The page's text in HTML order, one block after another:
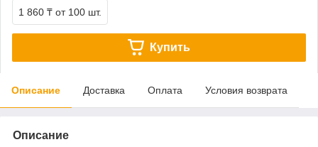
1 860 ₸ от 100 шт.
Купить
Описание Доставка Оплата Условия возврата
Описание